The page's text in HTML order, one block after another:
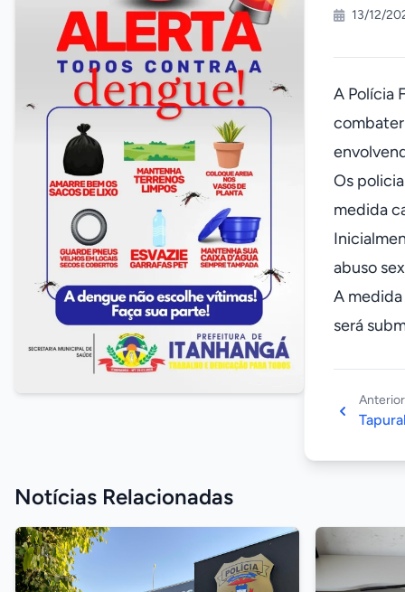
13/12/
A Polícia
Os
medida
abuso
A
será
Anterior
Notícias Relacionadas